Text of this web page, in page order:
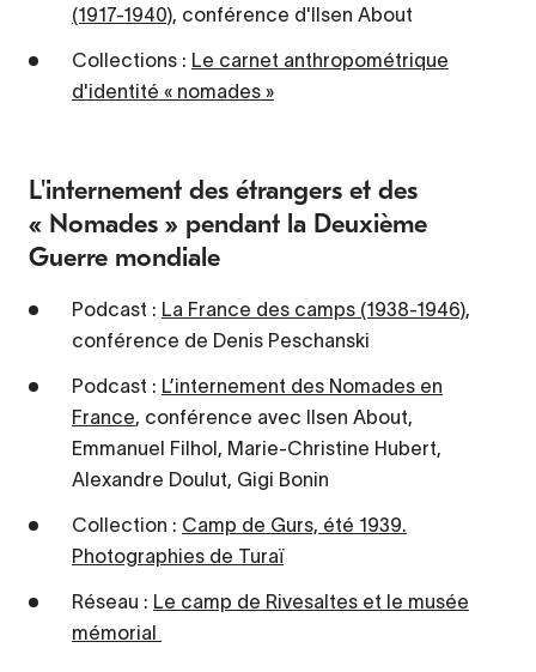
(1917-1940), conférence d'Ilsen About
Collections : Le carnet anthropométrique
d'identité « nomades »
L'internement des étrangers et des
« Nomades » pendant la Deuxième
Guerre mondiale
Podcast : La France des camps (1938-1946),
conférence de Denis Peschanski
Podcast : L’internement des Nomades en
France, conférence avec Ilsen About,
Emmanuel Filhol, Marie-Christine Hubert,
Alexandre Doulut, Gigi Bonin
Collection : Camp de Gurs, été 1939.
Photographies de Turaï
Réseau : Le camp de Rivesaltes et le musée
mémorial